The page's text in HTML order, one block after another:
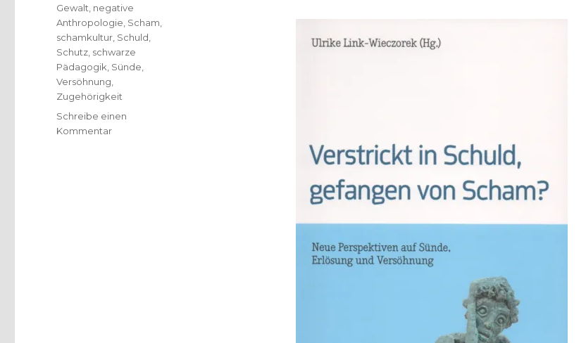
Gewalt negative
Anthropologie Scham
schamkultur Schuld
Schutz schwarze
Pädagogik Sünde
Versöhnung
Zugehörigkeit
Schreibe einen
Kommentarzu